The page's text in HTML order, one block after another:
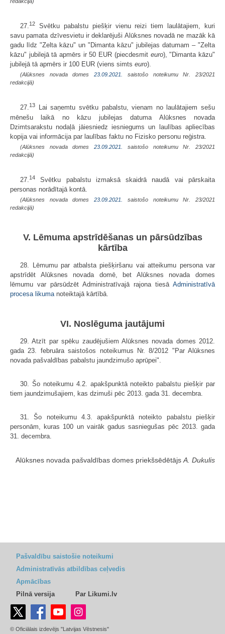
27.12
Svētku pabalstu piešķir vienu reizi tiem laulātajiem, kuri
savu pamata dzīvesvietu ir deklarējuši Alūksnes novadā ne mazāk kā
gadu līdz "Zelta kāzu" un "Dimanta kāzu" jubilejas datumam – "Zelta
kāzu" jubilejā tā apmērs ir 50 EUR (piecdesmit euro), "Dimanta kāzu"
jubilejā tā apmērs ir 100 EUR (viens simts euro).
(Alūksnes novada domes23.09.2021.
saistošo noteikumu Nr. 23/2021
redakcijā)
27.13
Lai saņemtu svētku pabalstu, vienam no laulātajiem sešu
mēnešu laikā no kāzu jubilejas datuma Alūksnes novada
Dzimtsarakstu nodaļā jāiesniedz iesniegums un laulības apliecības
kopija vai informācija par laulības faktu no Fizisko personu reģistra.
(Alūksnes novada domes23.09.2021.
saistošo noteikumu Nr. 23/2021
redakcijā)
27.14
Svētku pabalstu izmaksā skaidrā naudā vai pārskaita
personas norādītajā kontā.
(Alūksnes novada domes23.09.2021.
saistošo noteikumu Nr. 23/2021
redakcijā)
V. Lēmuma apstrīdēšanas un pārsūdzības
kārtība
28. Lēmumu par atbalsta piešķiršanu vai atteikumu persona var
apstrīdēt Alūksnes novada domē, bet Alūksnes novada domes
lēmumu var pārsūdzēt Administratīvajā rajona tiesā Administratīvā
procesa likuma noteiktajā kārtībā.
VI. Noslēguma jautājumi
29. Atzīt par spēku zaudējušiem Alūksnes novada domes 2012.
gada 23. februāra saistošos noteikumus Nr. 8/2012 "Par Alūksnes
novada pašvaldības pabalstu jaundzimušo aprūpei".
30. Šo noteikumu 4.2. apakšpunktā noteikto pabalstu piešķir par
tiem jaundzimušajiem, kas dzimuši pēc 2013. gada 31. decembra.
31. Šo noteikumu 4.3. apakšpunktā noteikto pabalstu piešķir
personām, kuras 100 un vairāk gadus sasniegušas pēc 2013. gada
31. decembra.
Alūksnes novada pašvaldības domes priekšsēdētājsA. Dukulis
Pašvaldību saistošie noteikumi
Administratīvās atbildības ceļvedis
Apmācības
Pilnā versija
Par Likumi.lv
© Oficiālais izdevējs "Latvijas Vēstnesis"